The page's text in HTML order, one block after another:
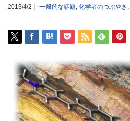
2013/4/2 一般的な話題, 化学者のつぶやき ,